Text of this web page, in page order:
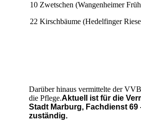
10 Zwetschen (Wangenheimer
22 Kirschbäume (Hedelfinger
Darüber hinaus vermittelte der
die Pflege.Aktuell ist für die
Stadt Marburg, Fachdienst
zuständig.